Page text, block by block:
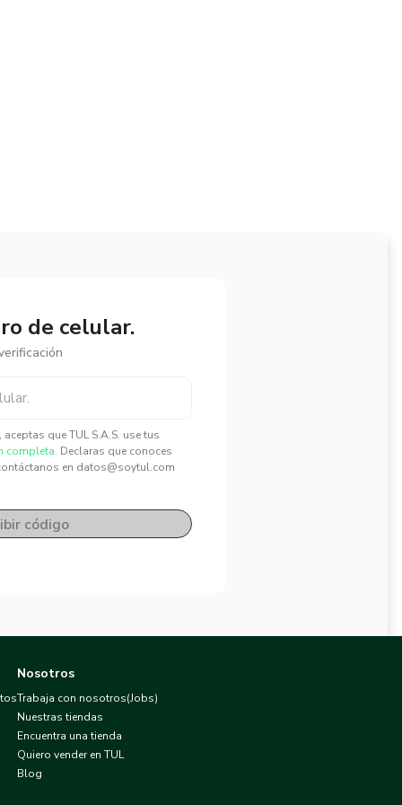
de celular.
que TUL S.A.S. use tus
completa. Declaras que conoces
en datos@soytul.com
código
Nosotros
Trabaja con nosotros(Jobs)
Nuestras tiendas
Encuentra una tienda
Quiero vender en TUL
Blog